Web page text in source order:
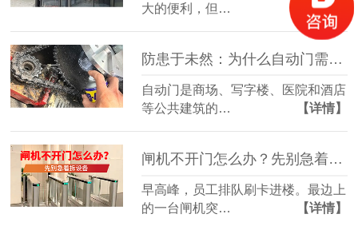
大的便利，但…
【详情】
防患于未然：为什么自动门需要定期“体检”？
自动门是商场、写字楼、医院和酒店
等公共建筑的…
【详情】
闸机不开门怎么办？先别急着拆设备
早高峰，员工排队刷卡进楼。最边上
的一台闸机突…
【详情】